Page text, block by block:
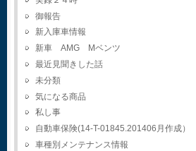
御報告
新入庫車情報
新車 AMG Mベンツ
最近見聞きした話
未分類
気になる商品
私し事
自動車保険(14-T-01845.201406月作成）
車種別メンテナンス情報